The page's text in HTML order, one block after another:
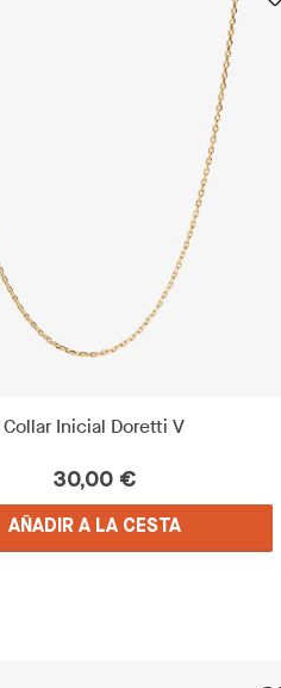
Collar Inicial Doretti V
30,00 €
AÑADIR A LA CESTA